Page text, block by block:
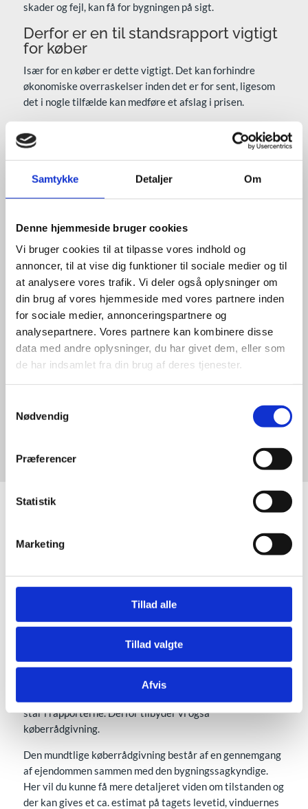
Samtykke Detaljer Om
Denne hjemmeside bruger cookies
Vi bruger cookies til at tilpasse vores indhold og
annoncer, til at vise dig funktioner til sociale medier og til
at analysere vores trafik. Vi deler også oplysninger om
din brug af vores hjemmeside med vores partnere inden
for sociale medier, annonceringspartnere og
analysepartnere. Vores partnere kan kombinere disse
data med andre oplysninger, du har givet dem, eller som
de har indsamlet fra din brug af deres tjenester.
Nødvendig
Præferencer
Statistik
Marketing
Tillad alle
Tillad valgte
Afvis
skader og fejl, kan få for bygningen på sigt.
Derfor er en til standsrapport vigtigt
for køber
Især for en køber er dette vigtigt. Det kan forhindre
økonomiske overraskelser inden det er for sent, ligesom
det i nogle tilfælde kan medføre et afslag i prisen.
Derfor er en til standsrapport vigtigt
for sælger
En tilstandsrapport er også meget vigtig, da man dermed
ikke selv kan blive draget til ansvar for væsentlige
forhold, som kan have betydning for køberen.
Energimærket er et lovkrav ved
boligsalg
Energimærket er et lovkrav, når du skal sælge eller udleje
en ejendom. Det viser nemlig, hvor store udgifter der er
ved bygningens energiforbrug. Samtidig medfølger der
forslag til energitiltag, der kan forbedre energimærket.
Dette kan for mange også være relevant, med henblik på
besparelser og et evt. salg af ejendommen på sigt.
Kontakt Inspec
Dygtig byggesagkyndig til
køberrådgivning – vi hjælper bl.a. i
Odense, resten af Fyn samt
Trekantområdet
Hvis man går med tanker om køb af en bygning, kan man
står i rapporterne. Derfor tilbyder vi også
køberrådgivning.
Den mundtlige køberrådgivning består af en gennemgang
af ejendommen sammen med den bygningssagkyndige.
Her vil du kunne få mere detaljeret viden om tilstanden og
der kan gives et ca. estimat på tagets levetid, vinduernes